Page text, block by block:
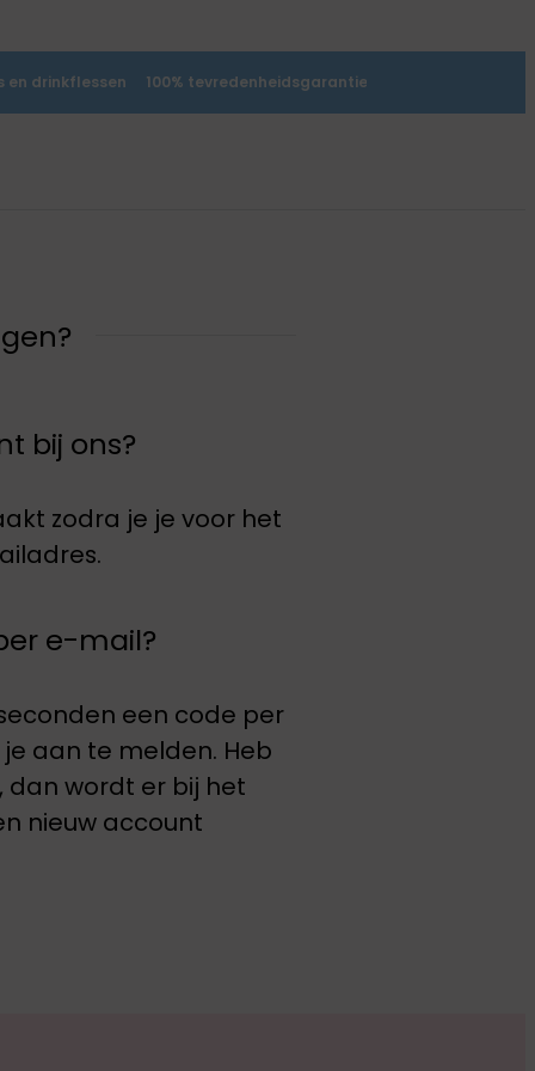
en drinkflessen 100% tevredenheidsgarantie
bij ons?
zodra je je voor het
e-mail?
een code per
aan te melden. Heb
dan wordt er bij het
nieuw account